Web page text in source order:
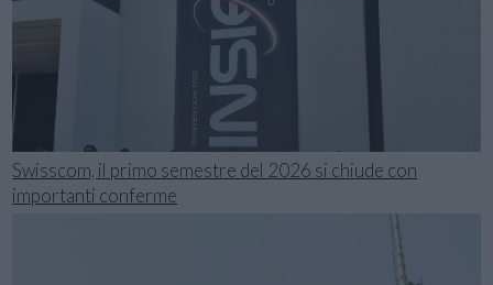
Swisscom, il primo semestre del 2026 si chiude con
importanti conferme